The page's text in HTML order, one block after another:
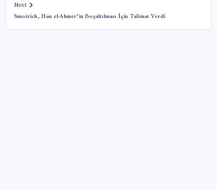
Next
Smotrich, Han el-Ahmer’in Boşaltılması İçin Talimat Verdi